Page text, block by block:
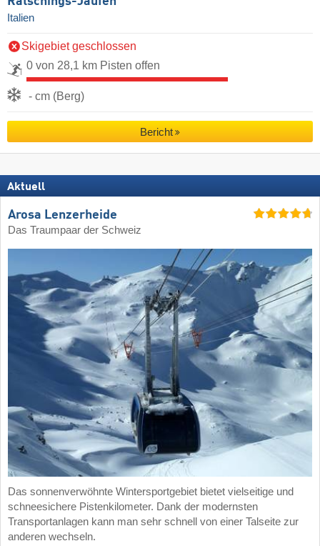
Italien
Skigebiet geschlossen
0 von 28,1 km Pisten offen
- cm (Berg)
Bericht
Aktuell
Arosa Lenzerheide
Das Traumpaar der Schweiz
Das sonnenverwöhnte Wintersportgebiet bietet vielseitige und
schneesichere Pistenkilometer. Dank der modernsten
Transportanlagen kann man sehr schnell von einer Talseite zur
anderen wechseln.